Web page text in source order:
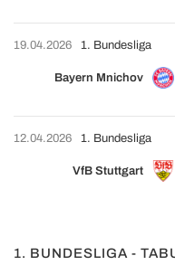
19.04.2026
Bayern Mnichov
1. Bundesliga
12.04.2026
VfB Stuttgart
1. Bundesliga
1. BUNDESLIGA -